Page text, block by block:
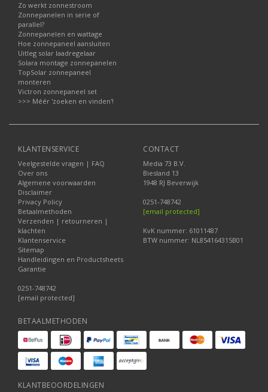
Zo werkt zonnestroom
Zonnepanelen in serie of
parallel?
Zonnepanelen en wattage
Hoe zonnepaneel aansluiten
Uitleg solar laadregelaar
Solara montage zonnepanelen
TopSolar zonnepaneel
monteren
Victron zonnepaneel set
>>> Méér 'zoeken en vinden'!
KLANTENSERVICE
Veelgestelde vragen | FAQ
Over ons
Algemene voorwaarden
Disclaimer
Privacy Policy
Betaalmethoden
Verzenden | retourneren |
klachten
Klantenservice
Sitemap
Handleidingen en Productsheets
Garantie
0251-748742
[email protected]
CONTACT
Media 73 B.V.
Biesland 13
1948 RJ Beverwijk
0251-748742
[email protected]
KvK nummer: 61011487
BTW nummer: NL854164315B01
BETAALMETHODEN
KLANTBEOORDELINGEN